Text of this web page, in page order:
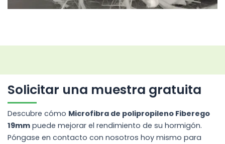
Solicitar una muestra gratuita
Descubre cómo Microfibra de polipropileno Fiberego
19mmpuede mejorar el rendimiento de su hormigón.
Póngase en contacto con nosotros hoy mismo para